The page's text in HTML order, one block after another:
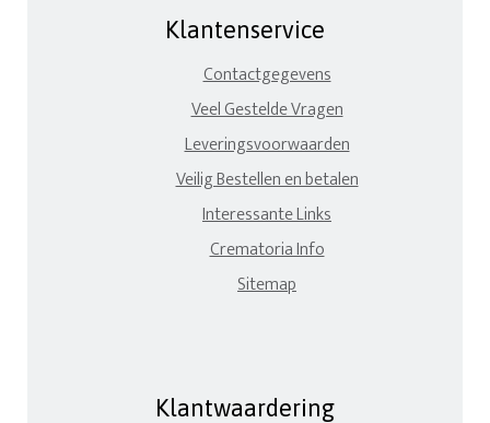
Klantenservice
Contactgegevens
Veel Gestelde Vragen
Leveringsvoorwaarden
Veilig Bestellen en betalen
Interessante Links
Crematoria Info
Sitemap
Klantwaardering